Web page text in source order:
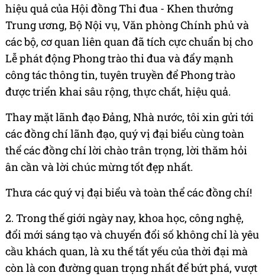
hiệu quả của Hội đồng Thi đua - Khen thưởng
Trung ương, Bộ Nội vụ, Văn phòng Chính phủ và
các bộ, cơ quan liên quan đã tích cực chuẩn bị cho
Lễ phát động Phong trào thi đua và đẩy mạnh
công tác thông tin, tuyên truyền để Phong trào
được triển khai sâu rộng, thực chất, hiệu quả.
Thay mặt lãnh đạo Đảng, Nhà nước, tôi xin gửi tới
các đồng chí lãnh đạo, quý vị đại biểu cùng toàn
thể các đồng chí lời chào trân trọng, lời thăm hỏi
ân cần và lời chúc mừng tốt đẹp nhất.
Thưa các quý vị đại biểu và toàn thể các đồng chí!
2. Trong thế giới ngày nay, khoa học, công nghệ,
đổi mới sáng tạo và chuyển đổi số không chỉ là yêu
cầu khách quan, là xu thế tất yếu của thời đại mà
còn là con đường quan trọng nhất để bứt phá, vượt